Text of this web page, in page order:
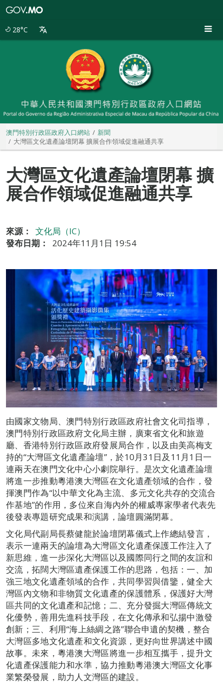
28°C
澳門特別行政區政府入口網站
新聞
大灣區文化遺產論壇閉幕 擴展合作領域促進融通共享
大灣區文化遺產論壇閉幕 擴
展合作領域促進融通共享
來源：
文化局（IC）
發布日期：
2024年11月1日 19:54
由國家文物局、澳門特別行政區政府社會文化司指導，
澳門特別行政區政府文化局主辦，廣東省文化和旅遊
廳、香港特別行政區政府發展局合作，以及由美高梅支
持的“大灣區文化遺產論壇”，於10月31日及11月1日一
連兩天在澳門文化中心小劇院舉行。是次文化遺產論壇
將進一步推動粵港澳大灣區在文化遺產領域的合作，發
揮澳門作為“以中華文化為主流、多元文化共存的交流合
作基地”的作用，多位來自海內外的權威專家學者代表先
後發表專題研究成果和演講，論壇圓滿閉幕。
文化局代副局長蔡健龍於論壇閉幕儀式上作總結發言，
表示一連兩天的論壇為大灣區文化遺產保護工作注入了
新思維，進一步深化大灣區以及國際同行之間的友誼和
交流，拓闊大灣區遺產保護工作的思路，包括：一、加
強三地文化遺產領域的合作，共同學習與借鑒，健全大
灣區內文物和非物質文化遺產的保護體系，保護好大灣
區共同的文化遺產和記憶；二、充分發掘大灣區傳統文
化優勢，善用先進科技手段，在文化傳承和弘揚中激發
創新；三、利用“海上絲綢之路”聯合申遺的契機，整合
大灣區多地文化遺產和文化資源，更好向世界講述中國
故事。未來，粵港澳大灣區將進一步相互攜手，提升文
化遺產保護能力和水準，協力推動粵港澳大灣區文化事
業繁榮發展，助力人文灣區的建設。